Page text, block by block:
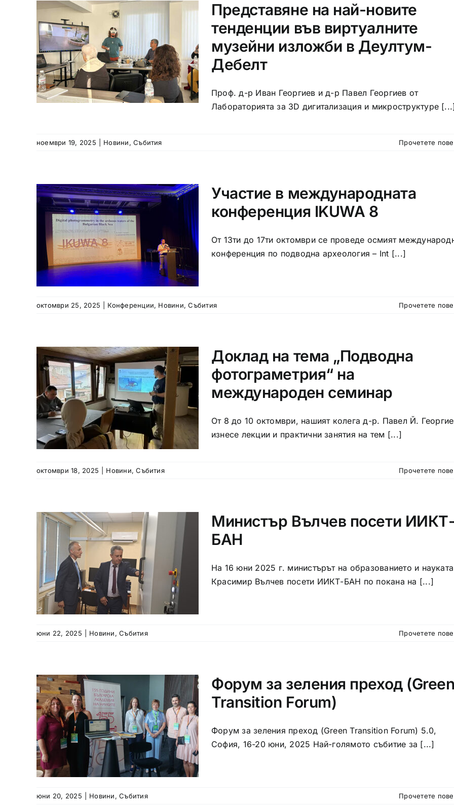
Представяне на най-новите
тенденции във виртуалните
музейни изложби в Деултум-
Дебелт
Проф. д-р Иван Георгиев и д-р Павел Георгиев от
Лабораторията за 3D дигитализация и микроструктуре [...]
ноември 19, 2025 Новини,Събития Прочетете
Участие в международната
конференция IKUWA 8
От 13ти до 17ти октомври се проведе осмият
конференция по подводна археология – Int [...]
октомври 25, 2025 Конференции, Новини,Събития Прочетете
Доклад на тема „Подводна
фотограметрия“ на
международен семинар
От 8 до 10 октомври, нашият колега д-р. Павел Й.
изнесе лекции и практични занятия на тем [...]
октомври 18, 2025 Новини,Събития Прочетете
Министър Вълчев посети ИИКТ-
БАН
На 16 юни 2025 г. министърът на образованието и науката
Красимир Вълчев посети ИИКТ-БАН по покана на [...]
юни 22, 2025 Новини,Събития Прочетете
Форум за зеления преход (Green
Transition Forum)
Форум за зеления преход (Green Transition Forum) 5.0,
София, 16-20 юни, 2025 Най-голямото събитие за [...]
юни 20, 2025 Новини,Събития Прочетете